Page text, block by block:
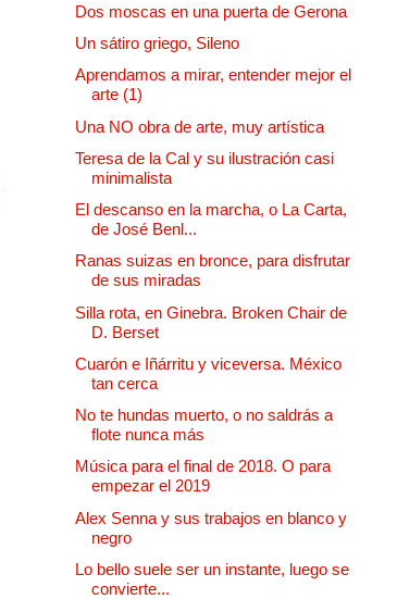
Dos moscas en una puerta de Gerona
Un sátiro griego, Sileno
Aprendamos a mirar, entender mejor el
arte (1)
Una NO obra de arte, muy artística
Teresa de la Cal y su ilustración casi
minimalista
El descanso en la marcha, o La Carta,
de José Benl...
Ranas suizas en bronce, para disfrutar
de sus miradas
Silla rota, en Ginebra. Broken Chair de
D. Berset
Cuarón e Iñárritu y viceversa. México
tan cerca
No te hundas muerto, o no saldrás a
flote nunca más
Música para el final de 2018. O para
empezar el 2019
Alex Senna y sus trabajos en blanco y
negro
Lo bello suele ser un instante, luego se
convierte...